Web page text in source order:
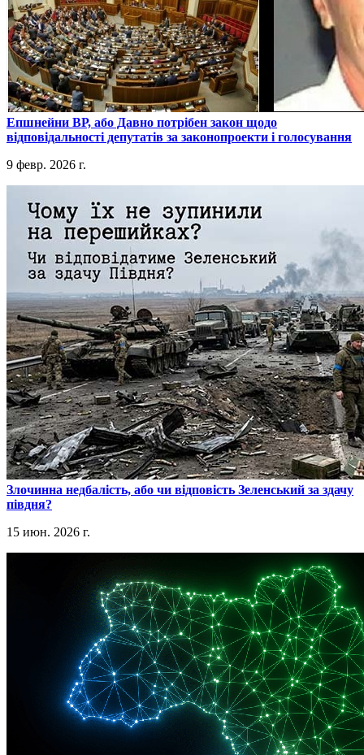
​Епшнейни ВР, або Давно потрібен закон щодо
відповідальності депутатів за законопроекти і голосування
9 февр. 2026 г.
​Злочинна недбалість, або чи відповість Зеленський за здачу
півдня?
15 июн. 2026 г.